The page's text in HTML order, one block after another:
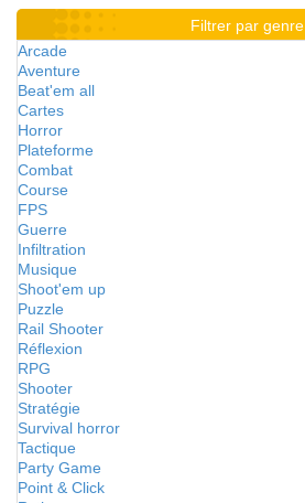
Filtrer par genre
Arcade
Aventure
Beat'em all
Cartes
Horror
Plateforme
Combat
Course
FPS
Guerre
Infiltration
Musique
Shoot'em up
Puzzle
Rail Shooter
Réflexion
RPG
Shooter
Stratégie
Survival horror
Tactique
Party Game
Point & Click